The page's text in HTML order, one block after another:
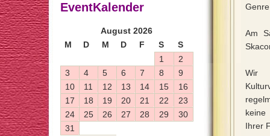
Am
Wir
keine
Ihrer
EventKalender
August 2026
M
D M D F S S
1
2
3
4 5 6 7 8
9
10
11 12 13 14 15
16
17
18 19 20 21 22
23
24
25 26 27 28 29
30
31